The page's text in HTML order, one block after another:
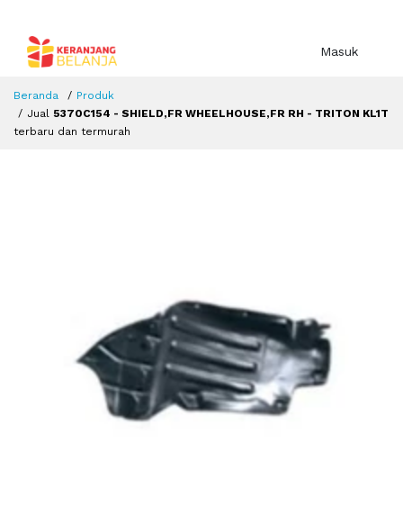
Masuk
Beranda
Produk
Jual 5370C154 - SHIELD,FR WHEELHOUSE,FR RH - TRITON KL1T
terbaru dan termurah